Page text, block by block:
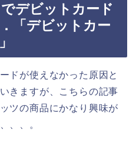
デビットカード
「デビットカー
ドが使えなかった原因と
きますが、こちらの記事
ツの商品にかなり興味が
、、。